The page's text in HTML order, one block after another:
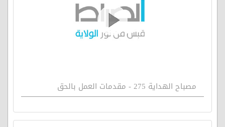
مصباح الهداية 275 - مقدمات العمل بالحق